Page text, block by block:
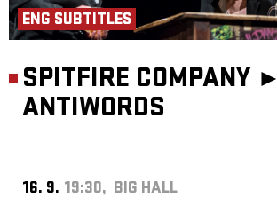
ENG SUBTITLES
SPITFIRE COMPANY ►
ANTIWORDS
16. 9. 19:30, BIG HALL